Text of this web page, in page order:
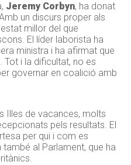
Jeremy Corbyn, ha donat
un discurs proper als
millor del que
El líder laborista ha
ministra i ha afirmat que
Tot i la dificultat, no es
governar en coalició amb
Illes de vacances, molts
pels resultats. El
per qui i com es
al Parlament, que ha